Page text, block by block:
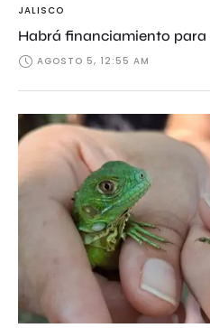
JALISCO
Habrá financiamiento para
AGOSTO 5, 12:55 AM